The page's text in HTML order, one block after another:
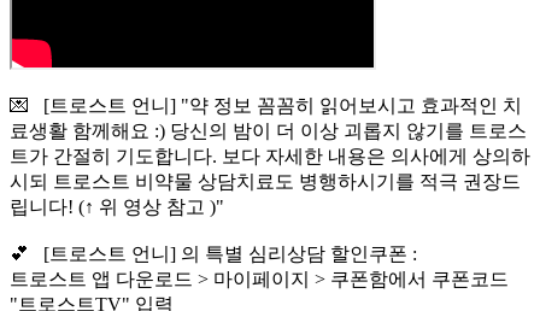
💌 [트로스트 언니] "약 정보 꼼꼼히 읽어보시고 효과적인 치
료생활 함께해요 :) 당신의 밤이 더 이상 괴롭지 않기를 트로스
트가 간절히 기도합니다. 보다 자세한 내용은 의사에게 상의하
시되 트로스트 비약물 상담치료도 병행하시기를 적극 권장드
립니다! (↑ 위 영상 참고 )"
💕 [트로스트 언니] 의 특별 심리상담 할인쿠폰 :
트로스트 앱 다운로드 > 마이페이지 > 쿠폰함에서 쿠폰코드
"트로스트TV" 입력